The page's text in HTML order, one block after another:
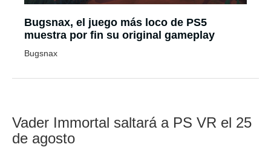
Bugsnax, el juego más loco de PS5
muestra por fin su original gameplay
Bugsnax
Vader Immortal saltará a PS VR el 25
de agosto